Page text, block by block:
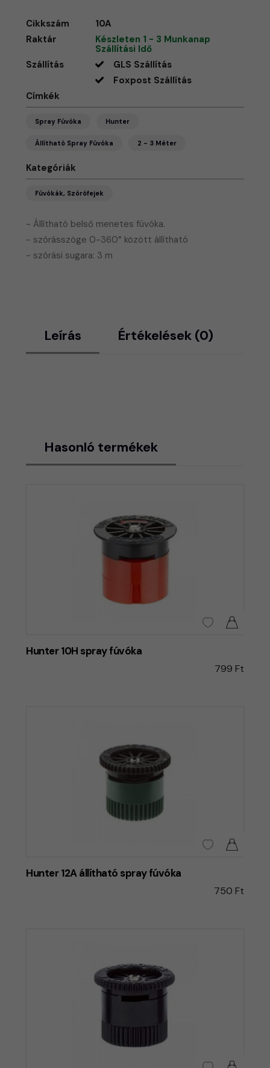
- Állítható belső menetes fúvóka.
- szórásszöge 0-360° között állítható
- szórási sugara: 3 m
Cikkszám
10A
Raktár
Készleten 1 - 3 Munkanap
Szállítási Idő
Szállítás
GLS Szállítás
Foxpost Szállítás
Címkék
Spray Fúvóka Hunter
Állítható Spray Fúvóka 2 - 3 Méter
Kategóriák
Fúvókák, Szórófejek
Leírás Értékelések (0)
Hasonló termékek
Hunter 10H spray fúvóka
799 Ft
Hunter 12A állítható spray fúvóka
750 Ft